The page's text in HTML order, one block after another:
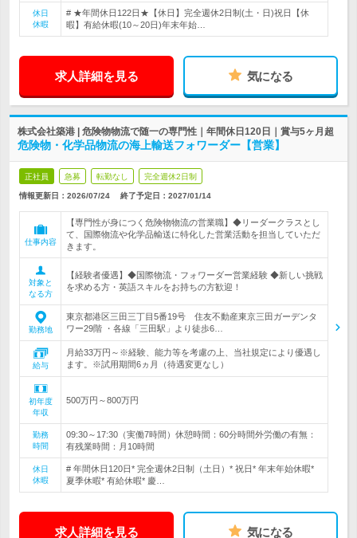
休日
休暇
# ★年間休日122日★【休日】完全週休2日制(土・日)祝日【休
暇】有給休暇(10～20日)年末年始…
求人詳細を見る 気になる
株式会社築港 | 危険物物流で随一の専門性｜年間休日120日｜賞与5ヶ月超
危険物・化学品物流の海上輸送フォワーダー【営業】
正社員 急募 転勤なし 完全週休2日制
情報更新日：2026/07/24 終了予定日： 2027/01/14
仕事内容
【専門性が身につく危険物物流の営業職】◆リーダークラスとし
て、国際物流や化学品輸送に特化した営業活動を担当していただ
きます。
対象と
なる方
【経験者優遇】◆国際物流・フォワーダー営業経験 ◆新しい挑戦
を求める方・英語スキルをお持ちの方歓迎！
勤務地
東京都港区三田三丁目5番19号 住友不動産東京三田ガーデンタ
ワー29階 ・各線「三田駅」より徒歩6…
給与
月給33万円～※経験、能力等を考慮の上、当社規定により優遇し
ます。※試用期間6ヵ月（待遇変更なし）
初年度
年収
500万円～800万円
勤務
時間
09:30～17:30（実働7時間）休憩時間：60分時間外労働の有無：
有残業時間：月10時間
休日
休暇
# 年間休日120日* 完全週休2日制（土日）* 祝日* 年末年始休暇*
夏季休暇* 有給休暇* 慶…
求人詳細を見る 気になる